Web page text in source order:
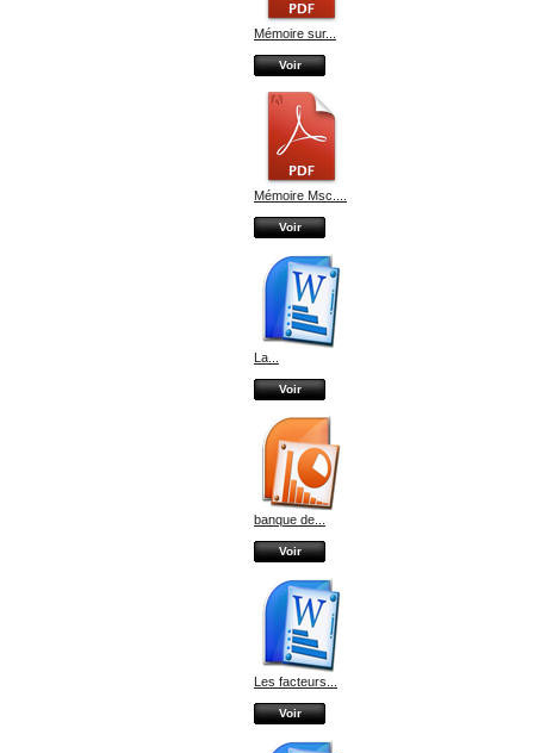
Mémoire sur...
Voir
Mémoire Msc....
Voir
La...
Voir
banque de...
Voir
Les facteurs...
Voir